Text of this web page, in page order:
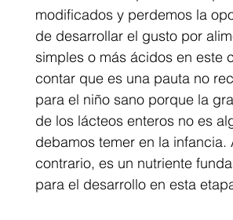
modificados y perdemos la
de desarrollar el gusto por
simples o más ácidos en este
contar que es una pauta no
para el niño sano porque la
de los lácteos enteros no es
debamos temer en la infancia.
contrario, es un nutriente
para el desarrollo en esta